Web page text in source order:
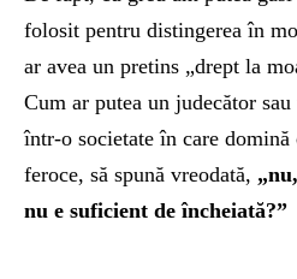
folosit pentru distingerea în
ar avea un pretins „drept la
Cum ar putea un judecător
într-o societate în care
feroce, să spună vreodată,
nu e suficient de încheiată?”